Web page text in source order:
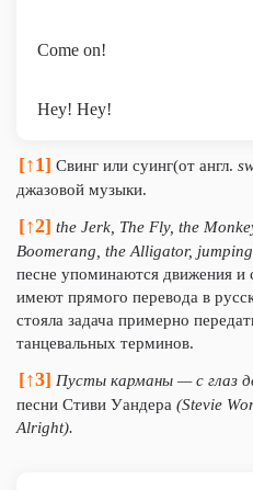
Come on!
Hey! Hey!
[↑1] Свинг или суинг(от англ.
джазовой музыки.
[↑2] the Jerk, The Fly, the
Boomerang, the Alligator,
песне упоминаются движения и
имеют прямого перевода в
стояла задача примерно
танцевальных терминов.
[↑3] Пусты карманы — с глаз
песни Стиви Уандера (Stevie
Alright).